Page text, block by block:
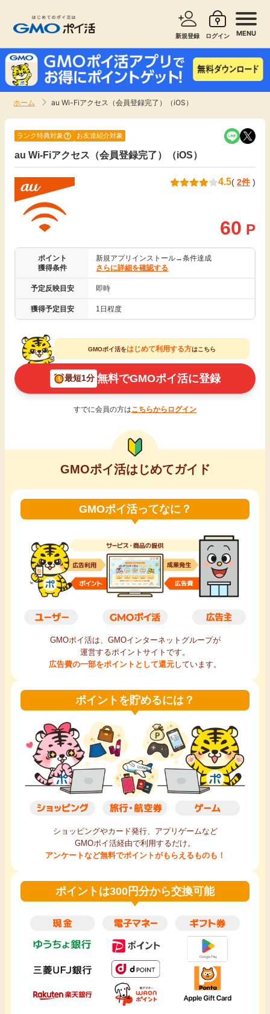
新規登録 ログイン MENU
ホーム au Wi-Fiアクセス（会員登録完了）（iOS）
新着
高還元
無料
即日還元
アンケート
ゲーム
買い物
カード比較
毎日ゲット
特集一覧
ヘルプセンター
サービスで探す ショッピングで探す
無料サービス
エンタメ
クレジットカード
暮らし
引っ越し
買取・査定
学び
進学・教育
月額有料サービス
家計の固定費
ランク特典対象 お友達紹介対象
au Wi-Fiアクセス（会員登録完了）（iOS）
4.5( 2件)
60 P
ポイント
獲得条件
新規アプリインストール→条件達成
さらに詳細を確認する
予定反映目安 即時
獲得予定目安 1日程度
GMOポイ活をはじめて利用する方はこちら
最短1分 無料でGMOポイ活に登録
すでに会員の方はこちらからログイン
GMOポイ活はじめてガイド
GMOポイ活ってなに？
GMOポイ活は、GMOインターネットグループが
運営するポイントサイトです。
広告費の一部をポイントとして還元しています。
ポイントを貯めるには？
ショッピングやカード発行、アプリゲームなど
GMOポイ活経由で利用するだけ。
アンケートなど無料でポイントがもらえるものも！
ポイントは300円分から交換可能